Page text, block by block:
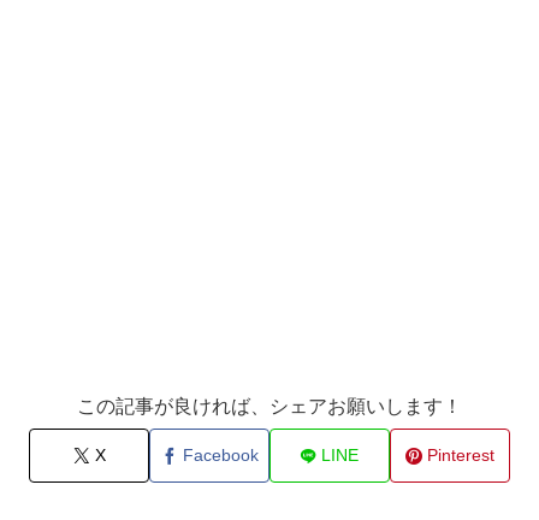
この記事が良ければ、シェアお願いします！
X Facebook LINE Pinterest